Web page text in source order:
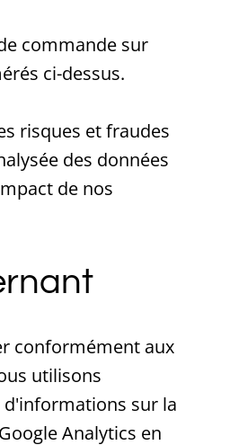
commande sur
ci-dessus.
risques et fraudes
des données
de nos
conformément aux
utilisons
d'informations sur la
Analytics en